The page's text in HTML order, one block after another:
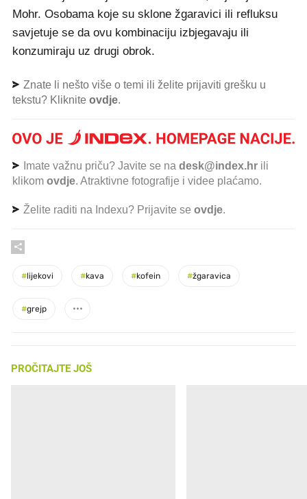
Mohr. Osobama koje su sklone žgaravici ili refluksu
savjetuje se da ovu kombinaciju izbjegavaju ili
konzumiraju uz drugi obrok.
Znate li nešto više o temi ili želite prijaviti grešku u
tekstu? Kliknite ovdje.
Imate važnu priču? Javite se na desk@index.hr ili
klikom ovdje. Atraktivne fotografije i videe plaćamo.
Želite raditi na Indexu? Prijavite se ovdje.
#lijekovi #kava #kofein #žgaravica
#grejp
PROČITAJTE JOŠ